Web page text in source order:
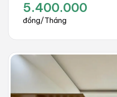
5.400.000
đồng/Tháng